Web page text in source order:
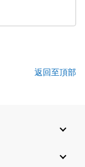
返回至頂部